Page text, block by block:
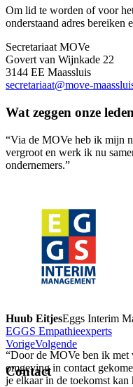
Om lid te worden of voor
onderstaand adres bereiken
Secretariaat MOVe
Govert van Wijnkade 22
3144 EE Maassluis
secretariaat@move-
Wat zeggen onze
“Via de MOVe heb ik mijn
vergroot en werk ik nu
ondernemers.”
Huub EitjesEggs Interim
EGGS Empathieexperts
“Door de MOVe ben ik met
omgeving in contact
je elkaar in de toekomst kan
VorigeVolgende
Contact